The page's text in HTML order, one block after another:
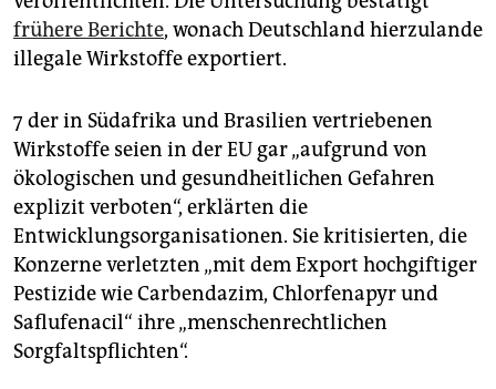
frühere Berichte, wonach Deutschland hierzulande
illegale Wirkstoffe exportiert.
7 der in Südafrika und Brasilien vertriebenen
Wirkstoffe seien in der EU gar „aufgrund von
ökologischen und gesundheitlichen Gefahren
explizit verboten“, erklärten die
Entwicklungsorganisationen. Sie kritisierten, die
Konzerne verletzten „mit dem Export hochgiftiger
Pestizide wie Carbendazim, Chlorfenapyr und
Saflufenacil“ ihre „menschenrechtlichen
Sorgfaltspflichten“.